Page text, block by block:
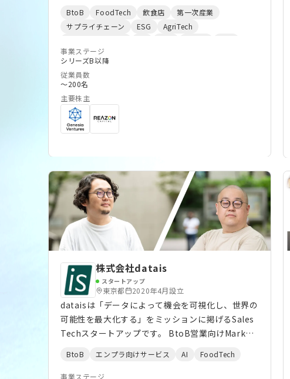
することで、ベトナムの多重構造で非効率な食のサ
プライチェーンの課題解決に取り組んでいます。
2,500を超える事業者からの購買需要を集約し、生
産者から直接購買する事で低価格、安定品質、安定
供給を可能にしています。
BtoB FoodTech 飲食店
第一次産業
サプライチェーン
ESG
AgriTech
自動車
事業ステージ
シリーズB以降
従業員数
〜200名
主要株主
株式会社datais
スタートアップ
東京都 2020年4月設立
dataisは「データによって機会を可視化し、世界の
可能性を最大化する」をミッションに掲げるSales
Techスタートアップです。 BtoB営業向けMarket
運営しています。
BtoB エンプラ向けサービス AI FoodTech
事業ステージ